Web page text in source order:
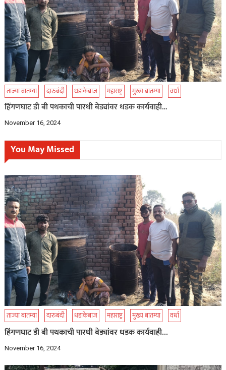
ताज्या बातम्या दारुबंदी धडाकेबाज महाराष्ट्र मुख्य बातम्या वर्धा
हिंगणघाट डी बी पथकाची पारधी बेड्यांवर धडक कार्यवाही…
November 16, 2024
You May Missed
ताज्या बातम्या दारुबंदी धडाकेबाज महाराष्ट्र मुख्य बातम्या वर्धा
हिंगणघाट डी बी पथकाची पारधी बेड्यांवर धडक कार्यवाही…
November 16, 2024